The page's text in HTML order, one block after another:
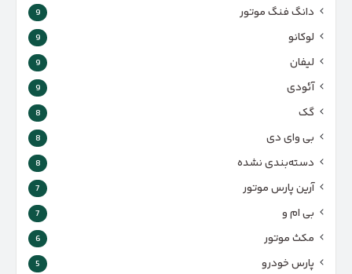
دانگ فنگ موتور 9
لوکانو 9
لیفان 9
آئودی 9
گک 8
بی وای دی 8
دسته‌بندی نشده 8
آرین پارس موتور 7
بی ام و 7
مکث موتور 6
پارس‌ خودرو 5